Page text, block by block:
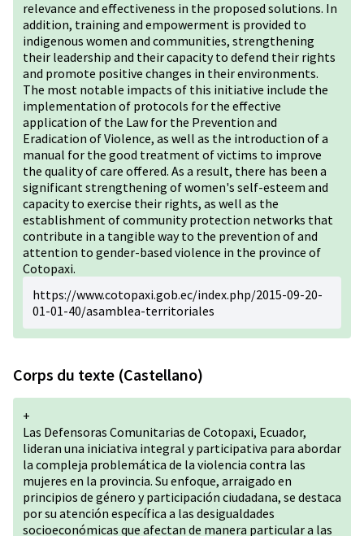
relevance and effectiveness in the proposed solutions. In
addition, training and empowerment is provided to
indigenous women and communities, strengthening
their leadership and their capacity to defend their rights
and promote positive changes in their environments.
The most notable impacts of this initiative include the
implementation of protocols for the effective
application of the Law for the Prevention and
Eradication of Violence, as well as the introduction of a
manual for the good treatment of victims to improve
the quality of care offered. As a result, there has been a
significant strengthening of women's self-esteem and
capacity to exercise their rights, as well as the
establishment of community protection networks that
contribute in a tangible way to the prevention of and
attention to gender-based violence in the province of
Cotopaxi.
https://www.cotopaxi.gob.ec/index.php/2015-09-20-
01-01-40/asamblea-territoriales
Corps du texte (Castellano)
+
Las Defensoras Comunitarias de Cotopaxi, Ecuador,
lideran una iniciativa integral y participativa para abordar
la compleja problemática de la violencia contra las
mujeres en la provincia. Su enfoque, arraigado en
principios de género y participación ciudadana, se destaca
por su atención específica a las desigualdades
socioeconómicas que afectan de manera particular a las